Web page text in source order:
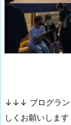
↓↓↓ ブログラン
しくお願いしま